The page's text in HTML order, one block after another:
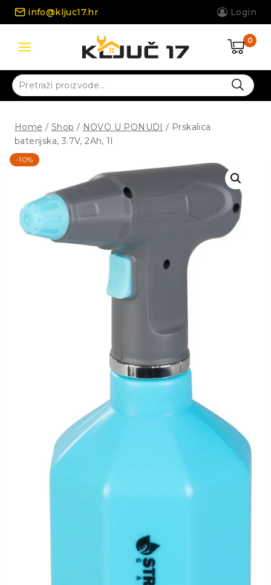
Skip
info@kljuc17.hr Login
0
Pretraži:
Home / Shop / NOVO U PONUDI / Prskalica
baterijska, 3.7V, 2Ah, 1l
-10%